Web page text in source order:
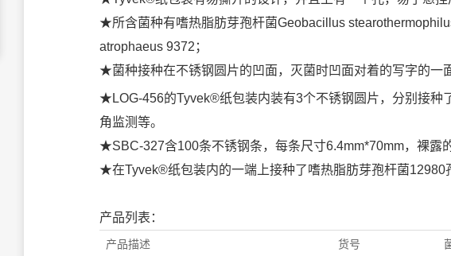
★所含菌种有嗜热脂肪芽孢杆菌Geobacillus
atrophaeus 9372；
★菌种接种在不锈钢圆片的凹面，灭菌时凹面对着的写字的一
★LOG-456的Tyvek®纸包装内装有3个不锈钢圆片，分别接种
角监测等。
★SBC-327含100条不锈钢条，每条尺寸6.4mm*70mm，裸露
★在Tyvek®纸包装内的一端上接种了嗜热脂肪芽孢杆菌12980
产品列表：
产品描述 货号